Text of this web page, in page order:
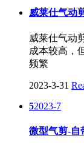
威莱仕气动
威莱仕气动
成本较高，
频繁
2023-3-31
52023-7
微型气剪-自